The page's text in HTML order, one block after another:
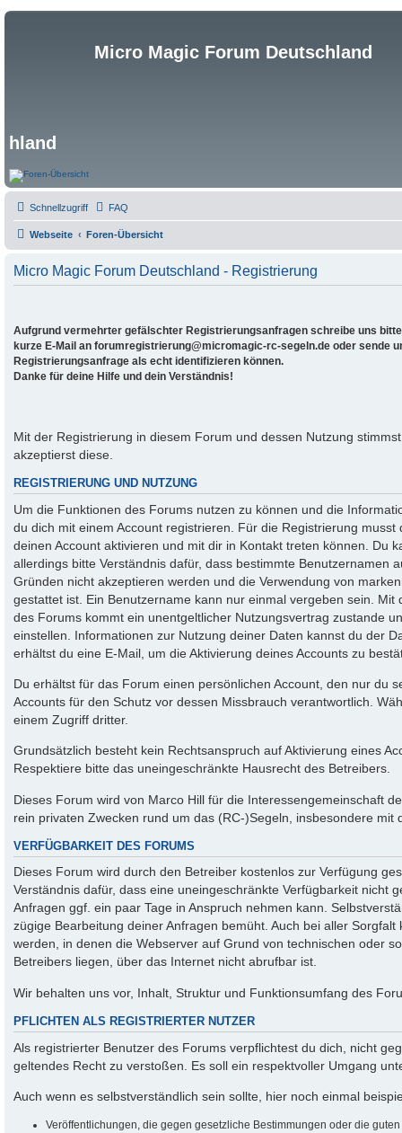
Micro Magic Forum Deutschland
hland
Schnellzugriff FAQ
Webseite Foren-Übersicht
Micro Magic Forum Deutschland - Registrierung
Aufgrund vermehrter gefälschter Registrierungsanfragen schreibe uns
kurze E-Mail an forumregistrierung@micromagic-rc-segeln.de oder sende
Registrierungsanfrage als echt identifizieren können.
Danke für deine Hilfe und dein Verständnis!
Mit der Registrierung in diesem Forum und dessen Nutzung
akzeptierst diese.
REGISTRIERUNG UND NUTZUNG
Um die Funktionen des Forums nutzen zu können und die
du dich mit einem Account registrieren. Für die Registrierung
deinen Account aktivieren und mit dir in Kontakt treten können. Du
allerdings bitte Verständnis dafür, dass bestimmte Benutzernamen
Gründen nicht akzeptieren werden und die Verwendung von
gestattet ist. Ein Benutzername kann nur einmal vergeben sein.
des Forums kommt ein unentgeltlicher Nutzungsvertrag zustande
einstellen. Informationen zur Nutzung deiner Daten kannst du der
erhältst du eine E-Mail, um die Aktivierung deines Accounts zu
Du erhältst für das Forum einen persönlichen Account, den nur du
Accounts für den Schutz vor dessen Missbrauch verantwortlich.
einem Zugriff dritter.
Grundsätzlich besteht kein Rechtsanspruch auf Aktivierung eines
Respektiere bitte das uneingeschränkte Hausrecht des Betreibers.
Dieses Forum wird von Marco Hill für die Interessengemeinschaft
rein privaten Zwecken rund um das (RC-)Segeln, insbesondere mit
VERFÜGBARKEIT DES FORUMS
Dieses Forum wird durch den Betreiber kostenlos zur Verfügung
Verständnis dafür, dass eine uneingeschränkte Verfügbarkeit nicht
Anfragen ggf. ein paar Tage in Anspruch nehmen kann.
zügige Bearbeitung deiner Anfragen bemüht. Auch bei aller
werden, in denen die Webserver auf Grund von technischen oder
Betreibers liegen, über das Internet nicht abrufbar ist.
Wir behalten uns vor, Inhalt, Struktur und Funktionsumfang des
PFLICHTEN ALS REGISTRIERTER NUTZER
Als registrierter Benutzer des Forums verpflichtest du dich, nicht
geltendes Recht zu verstoßen. Es soll ein respektvoller Umgang
Auch wenn es selbstverständlich sein sollte, hier noch einmal
Veröffentlichungen, die gegen gesetzliche Bestimmungen oder die